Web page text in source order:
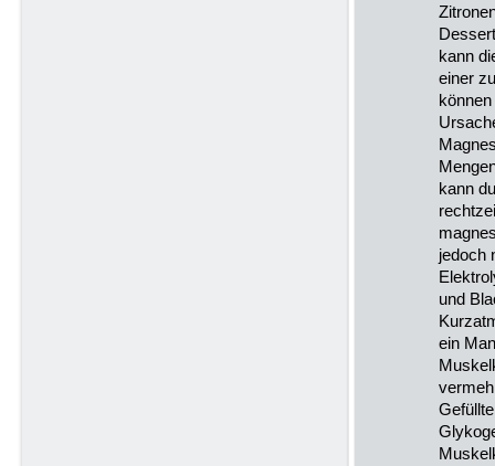
kann
einer
können
kann
jedoch
und
ein
Gefüllte